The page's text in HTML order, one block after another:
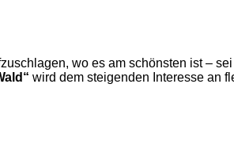
wo es am schönsten ist –
wird dem steigenden Interesse an